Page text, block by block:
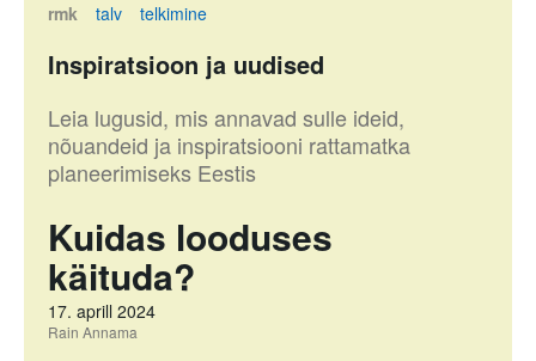
rmk
talv telkimine
Inspiratsioon ja uudised
Leia lugusid, mis annavad sulle ideid,
nõuandeid ja inspiratsiooni rattamatka
planeerimiseks Eestis
Kuidas looduses
käituda?
17. aprill 2024
Rain Annama